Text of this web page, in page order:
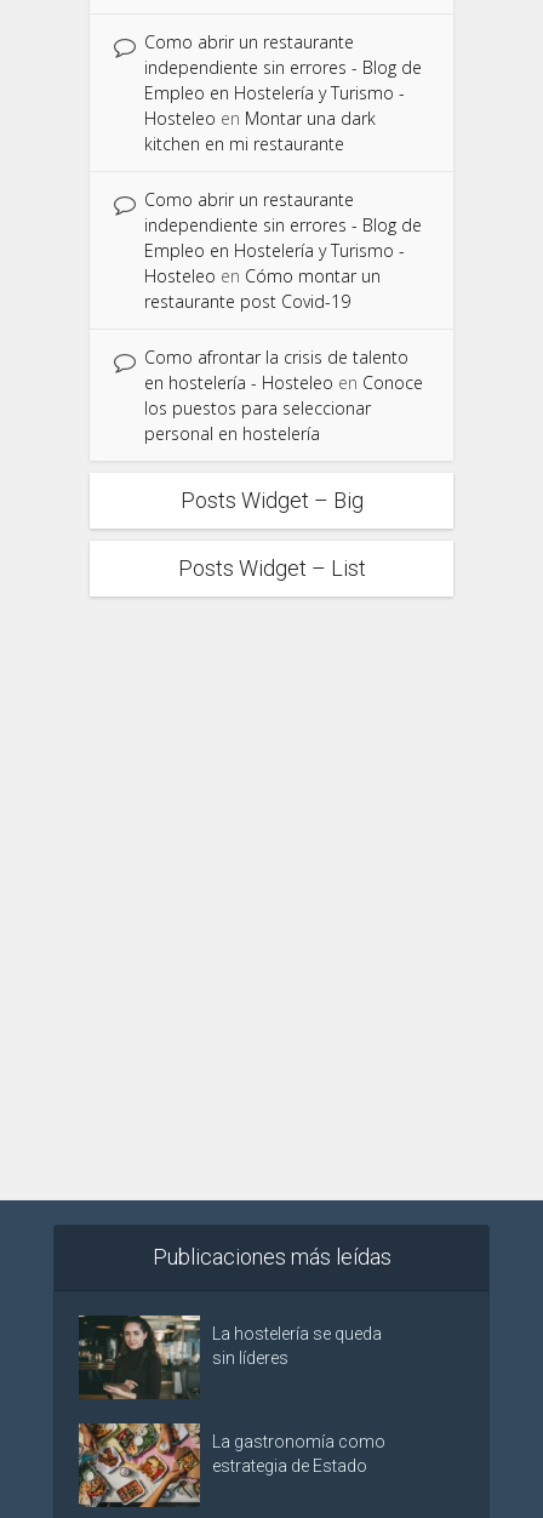
Como abrir un restaurante
independiente sin errores - Blog de
Empleo en Hostelería y Turismo -
Hosteleo en Montar una dark
kitchen en mi restaurante
Como abrir un restaurante
independiente sin errores - Blog de
Empleo en Hostelería y Turismo -
Hosteleo en Cómo montar un
restaurante post Covid-19
Como afrontar la crisis de talento
en hostelería - Hosteleo en Conoce
los puestos para seleccionar
personal en hostelería
Posts Widget – Big
Posts Widget – List
Publicaciones más leídas
La hostelería se queda
sin líderes
La gastronomía como
estrategia de Estado